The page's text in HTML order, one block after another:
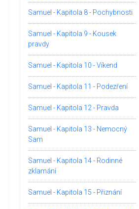
Samuel - Kapitola 8 - Pochybnosti
Samuel - Kapitola 9 - Kousek
pravdy
Samuel - Kapitola 10 - Víkend
Samuel - Kapitola 11 - Podezření
Samuel - Kapitola 12 - Pravda
Samuel - Kapitola 13 - Nemocný
Sam
Samuel - Kapitola 14 - Rodinné
zklamání
Samuel - Kapitola 15 - Přiznání